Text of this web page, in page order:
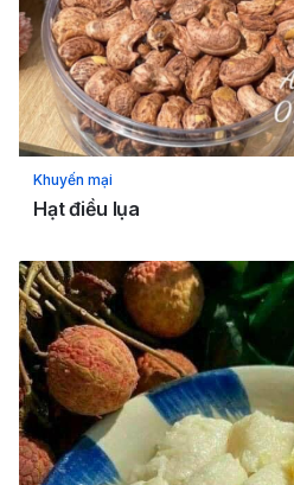
Khuyến mại
Hạt điều lụa